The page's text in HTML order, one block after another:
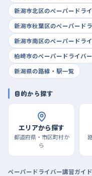
新潟市北区のペーパードラ
新潟市秋葉区のペーパード
新潟市南区のペーパードラ
柏崎市のペーパードライバ
新潟県の路線・駅一覧
目的から探す
エリアから探す
都道府県・市区町村か
ら
ペーパードライバー講習ガイ